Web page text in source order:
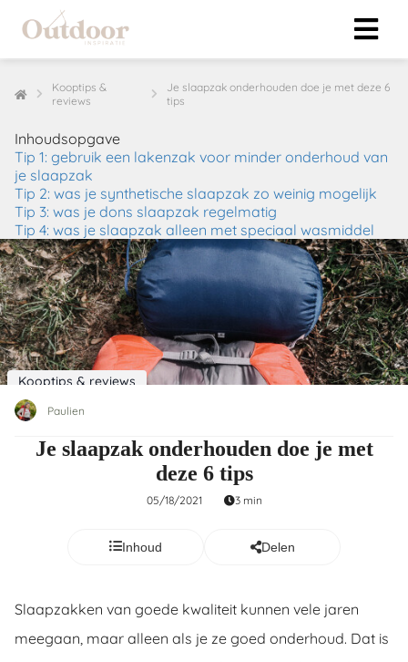
Kooptips &
reviews
Je slaapzak onderhouden doe je met deze 6
tips
Inhoudsopgave
Tip 1: gebruik een lakenzak voor minder onderhoud van
je slaapzak
Tip 2: was je synthetische slaapzak zo weinig mogelijk
Tip 3: was je dons slaapzak regelmatig
Tip 4: was je slaapzak alleen met speciaal wasmiddel
Kooptips & reviews
Paulien
Je slaapzak onderhouden doe je met
deze 6 tips
05/18/2021 3 min
Inhoud Delen
Slaapzakken van goede kwaliteit kunnen vele jaren
meegaan, maar alleen als je ze goed onderhoud. Dat is
zijn
om
te
Ze
gebruikt
worden
om